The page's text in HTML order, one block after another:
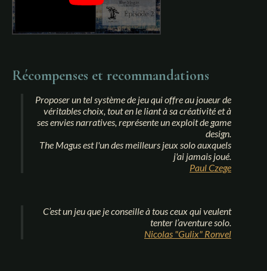
Récompenses et recommandations
Proposer un tel système de jeu qui offre au joueur de
véritables choix, tout en le liant à sa créativité et à
ses envies narratives, représente un exploit de game
design.
The Magusest l'un des meilleurs jeux solo auxquels
j'ai jamais joué.
Paul Czege
C’est un jeu que je conseille à tous ceux qui veulent
tenter l’aventure solo.
Nicolas "Gulix" Ronvel